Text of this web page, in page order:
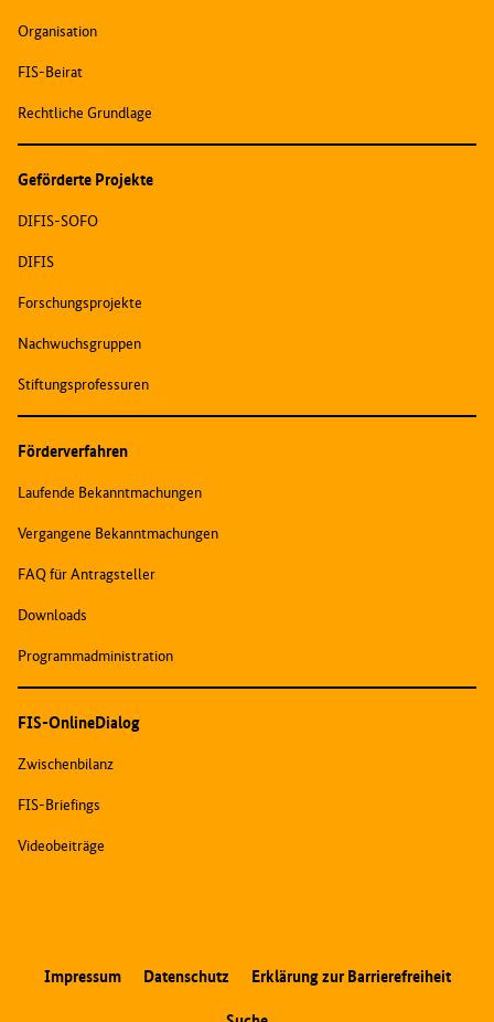
Organisation
FIS-Beirat
Rechtliche Grundlage
Geförderte Projekte
DIFIS-SOFO
DIFIS
Forschungsprojekte
Nachwuchsgruppen
Stiftungsprofessuren
Förderverfahren
Laufende Bekanntmachungen
Vergangene Bekanntmachungen
FAQ für Antragsteller
Downloads
Programmadministration
FIS-OnlineDialog
Zwischenbilanz
FIS-Briefings
Videobeiträge
Metanavigation
Impressum Datenschutz Erklärung zur Barrierefreiheit